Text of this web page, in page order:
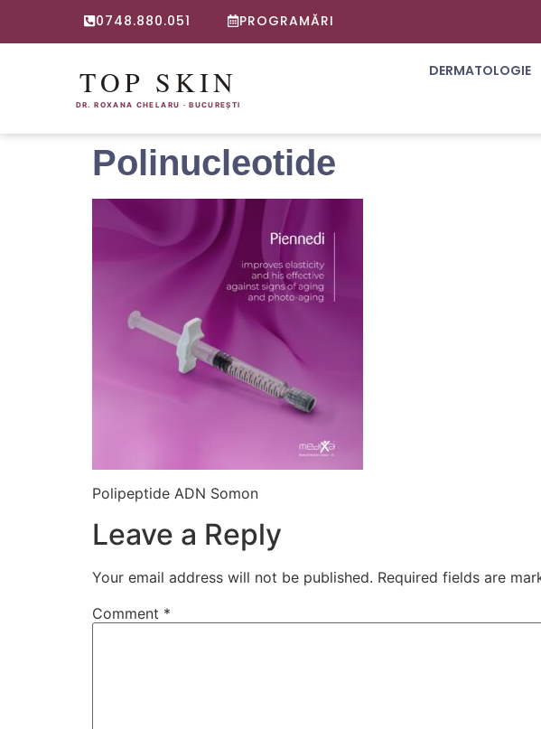
0748.880.051 PROGRAMĂRI
DERMATOLOGIE
Polinucleotide
Polipeptide ADN Somon
Leave a Reply
Your email address will not be published. Required fields are
Comment *